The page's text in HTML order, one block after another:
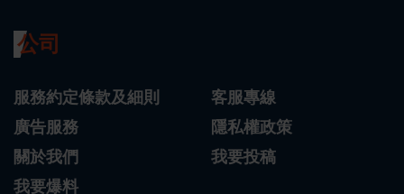
公司
服務約定條款及細則
客服專線
廣告服務
隱私權政策
關於我們
我要投稿
我要爆料